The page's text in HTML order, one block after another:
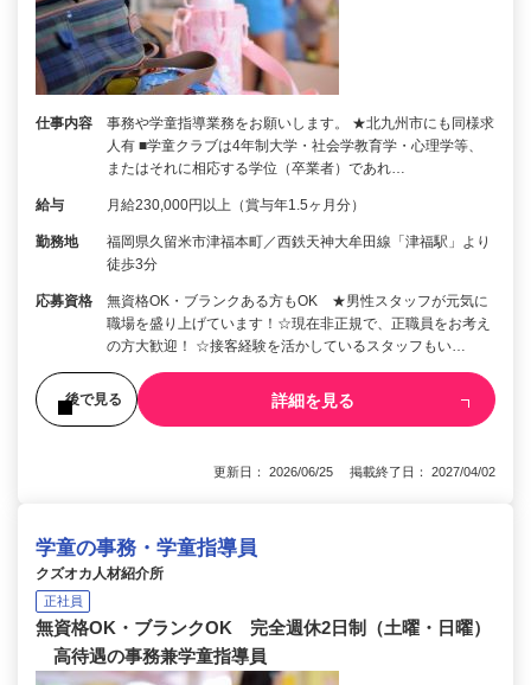
仕事内容
事務や学童指導業務をお願いします。 ★北九州市にも同様求
人有 ■学童クラブは4年制大学・社会学教育学・心理学等、
またはそれに相応する学位（卒業者）であれ…
給与 月給230,000円以上（賞与年1.5ヶ月分）
勤務地
福岡県久留米市津福本町／西鉄天神大牟田線「津福駅」より
徒歩3分
応募資格
無資格OK・ブランクある方もOK ★男性スタッフが元気に
職場を盛り上げています！☆現在非正規で、正職員をお考え
の方大歓迎！ ☆接客経験を活かしているスタッフもい…
後で見る 詳細を見る
更新日： 2026/06/25 掲載終了日： 2027/04/02
学童の事務・学童指導員
クズオカ人材紹介所
正社員
無資格OK・ブランクOK 完全週休2日制（土曜・日曜）
高待遇の事務兼学童指導員